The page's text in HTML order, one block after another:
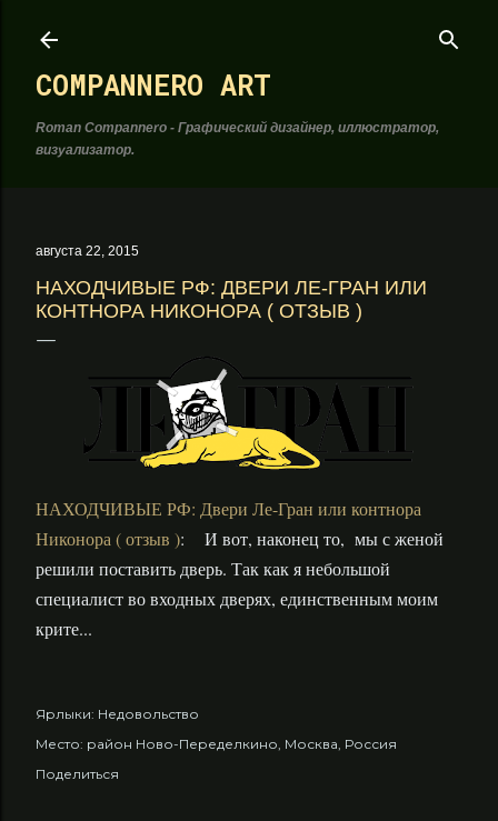
COMPANNERO ART
Roman Compannero - Графический дизайнер, иллюстратор,
визуализатор.
августа 22, 2015
НАХОДЧИВЫЕ РФ: ДВЕРИ ЛЕ-ГРАН ИЛИ
КОНТНОРА НИКОНОРА ( ОТЗЫВ )
НАХОДЧИВЫЕ РФ: Двери Ле-Гран или контнора
Никонора ( отзыв ): И вот, наконец то, мы с женой
решили поставить дверь. Так как я небольшой
специалист во входных дверях, единственным моим
крите...
Ярлыки: Недовольство
Место: район Ново-Переделкино, Москва, Россия
Поделиться